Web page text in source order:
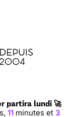
partira lundi 🚀
11 minutes et2